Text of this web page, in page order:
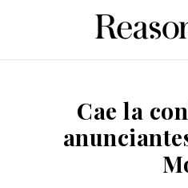
Cae la